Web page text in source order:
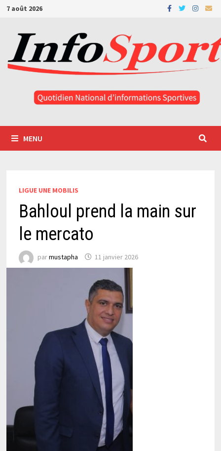
Passer
contenu
7 août 2026
MENU
LIGUE UNE MOBILIS
Bahloul prend la main sur
le mercato
parmustapha 11 janvier 2026